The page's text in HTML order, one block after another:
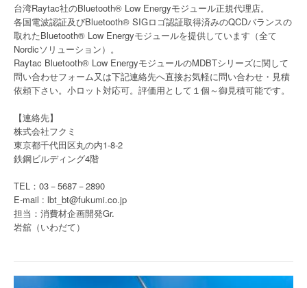
台湾Raytac社のBluetooth® Low Energyモジュール正規代理店。
各国電波認証及びBluetooth® SIGロゴ認証取得済みのQCDバランスの
取れたBluetooth® Low Energyモジュールを提供しています（全て
Nordicソリューション）。
Raytac Bluetooth® Low EnergyモジュールのMDBTシリーズに関して
問い合わせフォーム又は下記連絡先へ直接お気軽に問い合わせ・見積
依頼下さい。小ロット対応可。評価用として１個～御見積可能です。
【連絡先】
株式会社フクミ
東京都千代田区丸の内1-8-2
鉄鋼ビルディング4階
TEL：03－5687－2890
E-mail : lbt_bt@fukumi.co.jp
担当：消費材企画開発Gr.
岩舘（いわだて）